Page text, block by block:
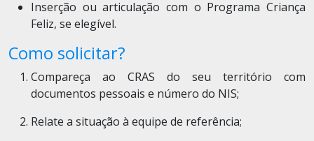
Inserção ou articulação com o Programa Criança
Feliz, se elegível.
Como solicitar?
Compareça ao CRAS do seu território com
documentos pessoais e número do NIS;
Relate a situação à equipe de referência;